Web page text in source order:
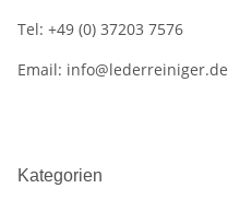
Tel: +49 (0) 37203 7576
Email: info@lederreiniger.de
Kategorien